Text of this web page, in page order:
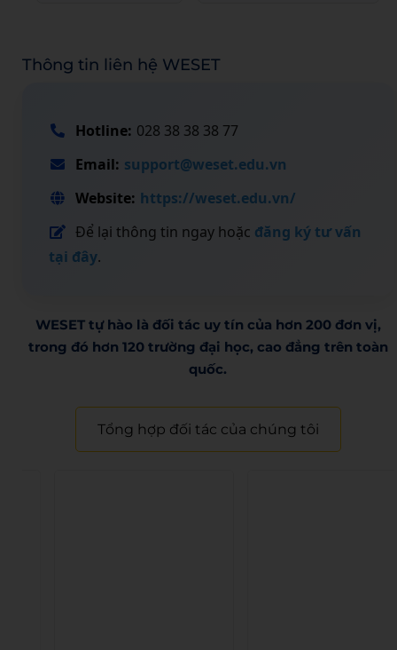
Thông tin liên hệ WESET
Hotline: 028 38 38 38 77
Email: support@weset.edu.vn
Website: https://weset.edu.vn/
Để lại thông tin ngay hoặc đăng ký tư vấn
tại đây.
WESET tự hào là đối tác uy tín của hơn 200 đơn vị,
trong đó hơn 120 trường đại học, cao đẳng trên toàn
quốc.​
Tổng hợp đối tác của chúng tôi